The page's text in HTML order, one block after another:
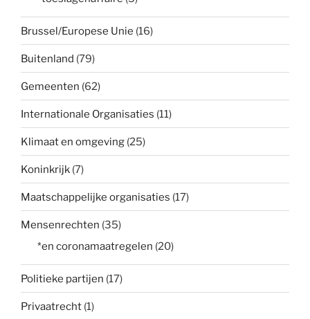
Brussel/Europese Unie (16)
Buitenland (79)
Gemeenten (62)
Internationale Organisaties (11)
Klimaat en omgeving (25)
Koninkrijk (7)
Maatschappelijke organisaties (17)
Mensenrechten (35)
*en coronamaatregelen (20)
Politieke partijen (17)
Privaatrecht (1)